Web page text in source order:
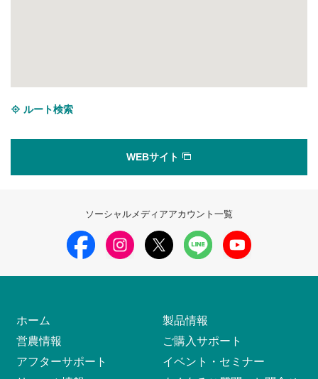
ルート検索
WEBサイト
ソーシャルメディアアカウント一覧
ホーム
製品情報
営農情報
ご購入サポート
アフターサポート
イベント・セミナー